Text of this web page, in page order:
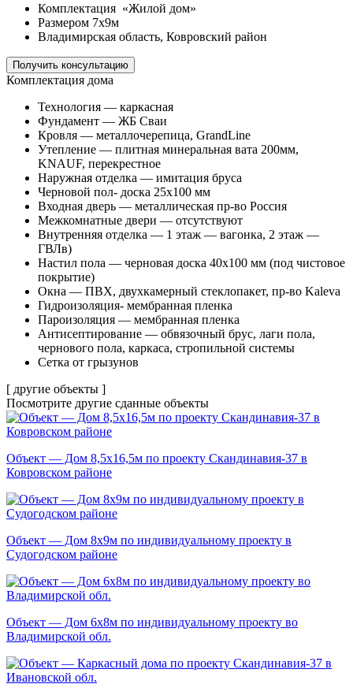
Комплектация «Жилой дом»
Размером 7х9м
Владимирская область, Ковровский район
Получить консультацию
Комплектация дома
Технология — каркасная
Фундамент — ЖБ Сваи
Кровля — металлочерепица, GrandLine
Утепление — плитная минеральная вата 200мм,
KNAUF, перекрестное
Наружная отделка — имитация бруса
Черновой пол- доска 25х100 мм
Входная дверь — металлическая пр-во Россия
Межкомнатные двери — отсутствуют
Внутренняя отделка — 1 этаж — вагонка, 2 этаж —
ГВЛв)
Настил пола — черновая доска 40х100 мм (под чистовое
покрытие)
Окна — ПВХ, двухкамерный стеклопакет, пр-во Kaleva
Гидроизоляция- мембранная пленка
Пароизоляция — мембранная пленка
Антисептирование — обвязочный брус, лаги пола,
чернового пола, каркаса, стропильной системы
Сетка от грызунов
[ другие объекты ]
Посмотрите другие сданные объекты
Объект — Дом 8,5х16,5м по проекту Скандинавия-37 в
Ковровском районе
Объект — Дом 8х9м по индивидуальному проекту в
Судогодском районе
Объект — Дом 6х8м по индивидуальному проекту во
Владимирской обл.